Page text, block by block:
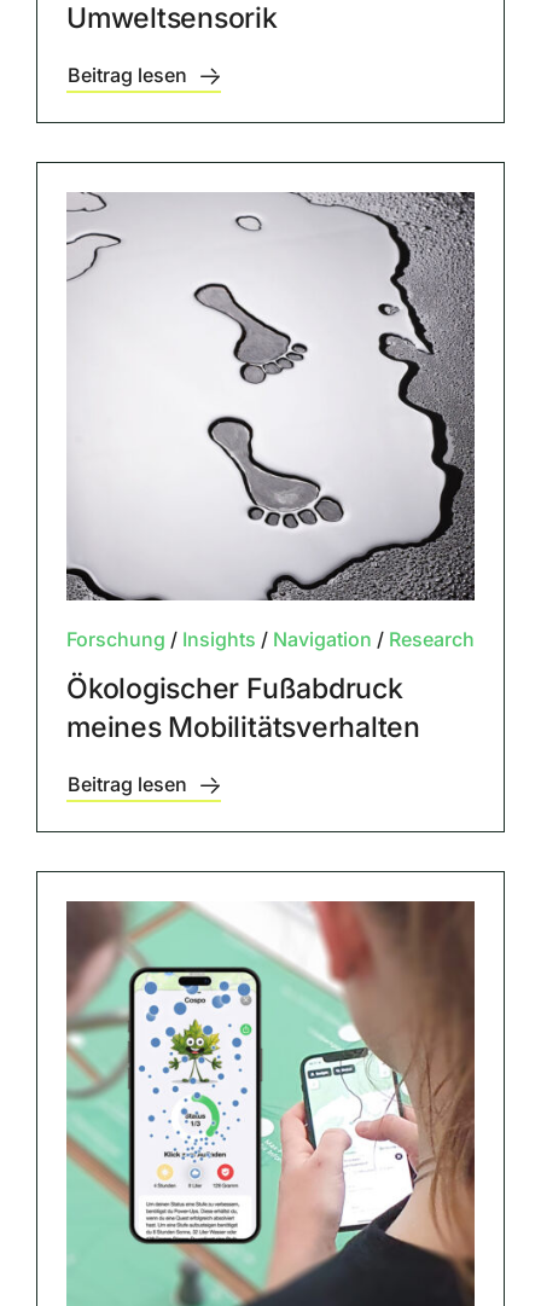
Umweltsensorik
Beitrag lesen
Forschung / Insights / Navigation / Research
Ökologischer Fußabdruck
meines Mobilitätsverhalten
Beitrag lesen